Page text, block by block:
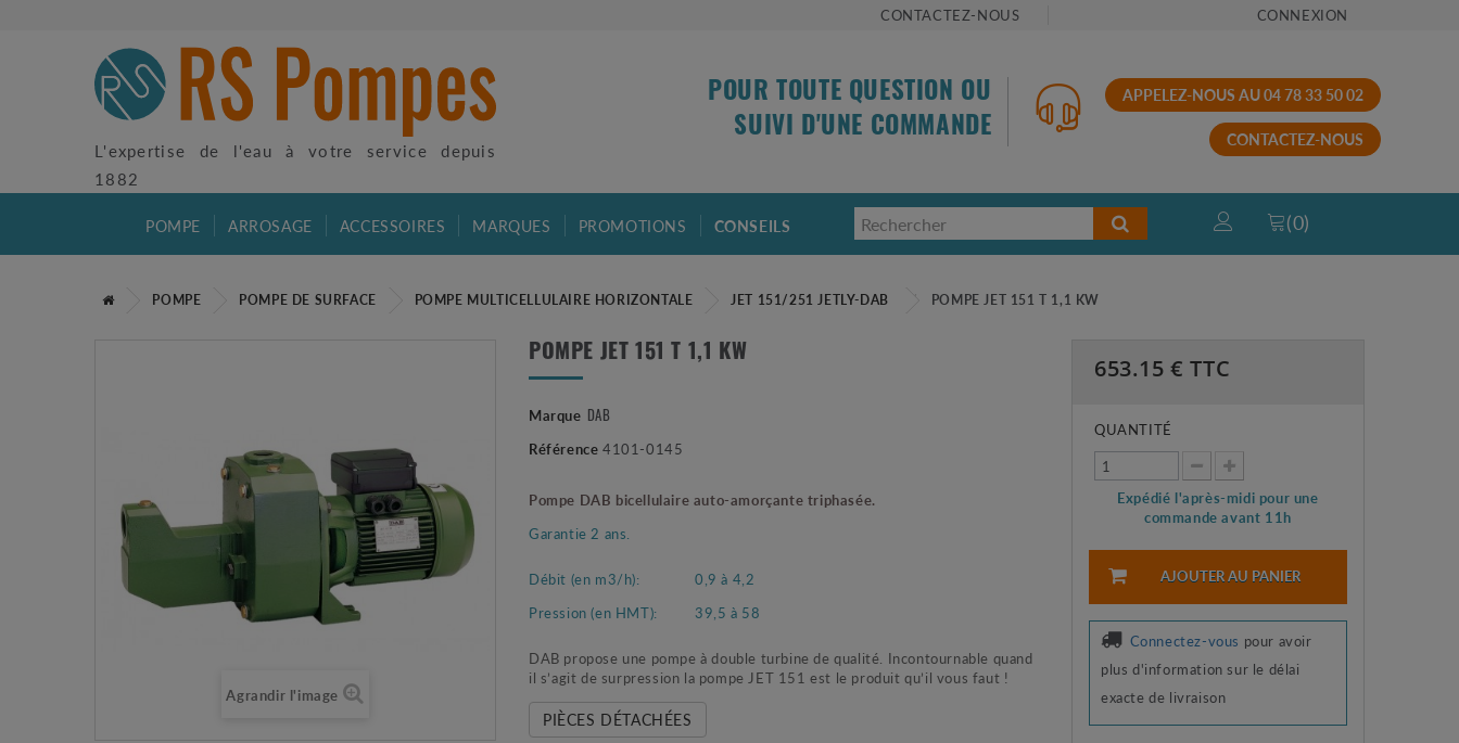
CONTACTEZ-NOUS CONNEXION
L'expertise de l'eau à votre service depuis
1882
POUR TOUTE QUESTION OU
SUIVI D'UNE COMMANDE
APPELEZ-NOUS AU 04 78 33 50 02
CONTACTEZ-NOUS
POMPE ARROSAGE ACCESSOIRES MARQUES PROMOTIONS CONSEILS (0)
POMPE POMPE DE SURFACE POMPE MULTICELLULAIRE HORIZONTALE JET 151/251 JETLY-DAB POMPE JET 151 T 1,1 KW
Agrandir l'image
POMPE JET 151 T 1,1 KW
Marque DAB
Référence 4101-0145
Pompe DAB bicellulaire auto-amorçante triphasée.
Garantie 2 ans.
Débit (en m3/h):
0,9 à 4,2
Pression (en HMT):
39,5 à 58
DAB propose une pompe à double turbine de qualité. Incontournable quand
il s’agit de surpression la pompe JET 151 est le produit qu’il vous faut !
PIÈCES DÉTACHÉES
653.15 € TTC
QUANTITÉ
Expédié l'après-midi pour une
commande avant 11h
AJOUTER AU PANIER
Connectez-vous pour avoir
plus d'information sur le délai
exacte de livraison